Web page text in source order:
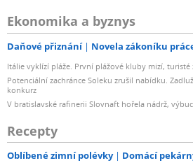
Ekonomika a byznys
Daňové přiznání Novela zákoníku
Itálie vyklízí pláže. První plážové kluby mizí,
Potenciální zachránce Soleku zrušil nabídku.
konkurz
V bratislavské rafinerii Slovnaft hořela nádrž,
Recepty
Oblíbené zimní polévky Domácí